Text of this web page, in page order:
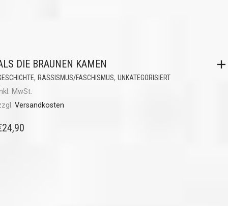
DIE BRAUNEN KAMEN
, RASSISMUS/FASCHISMUS, UNKATEGORISIERT
MwSt.
Versandkosten
24,90